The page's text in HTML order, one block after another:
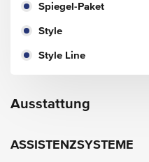
Spiegel-Paket
Style
Style Line
Ausstattung
ASSISTENZSYSTEME